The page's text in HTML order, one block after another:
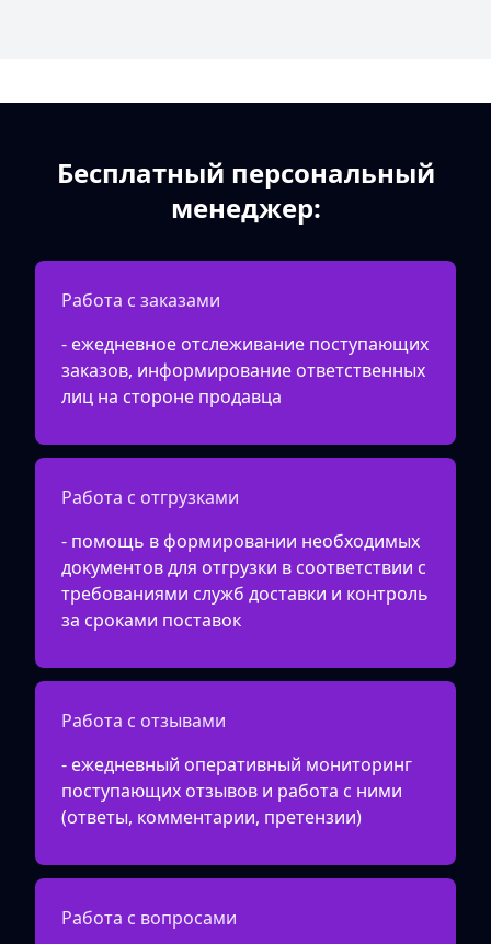
Бесплатный персональный
менеджер:
Работа с заказами
- ежедневное отслеживание поступающих
заказов, информирование ответственных
лиц на стороне продавца
Работа с отгрузками
- помощь в формировании необходимых
документов для отгрузки в соответствии с
требованиями служб доставки и контроль
за сроками поставок
Работа с отзывами
- ежедневный оперативный мониторинг
поступающих отзывов и работа с ними
(ответы, комментарии, претензии)
Работа с вопросами